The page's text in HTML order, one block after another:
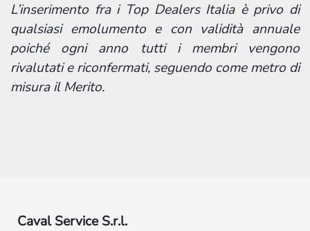
L’inserimento fra i Top Dealers Italia è privo di
qualsiasi emolumento e con validità annuale
poiché ogni anno tutti i membri vengono
rivalutati e riconfermati, seguendo come metro di
misura il Merito.
Caval Service S.r.l.